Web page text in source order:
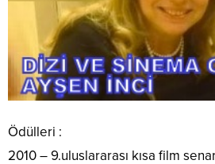
Ödülleri :
2010 – 9.uluslararası kısa film